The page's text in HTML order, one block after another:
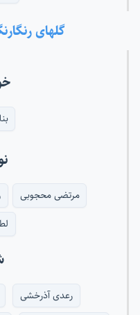
گلهای رنگارنگ ۲۴۵ب -
مرتضی محجوبی
رعدی آذرخشی